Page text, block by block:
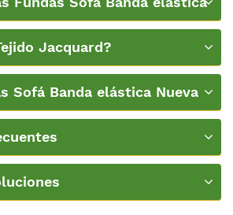
Jacquard?
Sofá Banda elástica Nueva